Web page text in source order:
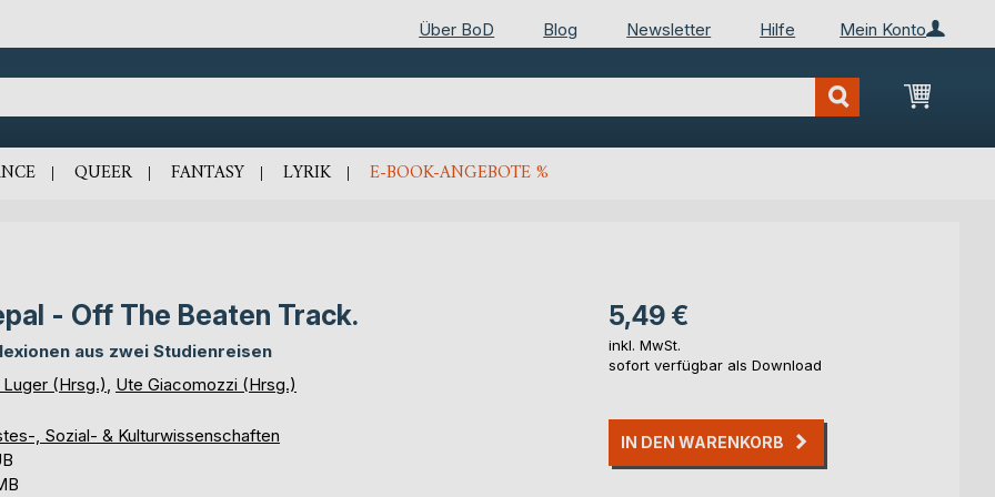
Mein Konto
Über BoD Blog Newsletter Hilfe
Mein
QUEER FANTASY LYRIK E-BOOK-ANGEBOTE %
- Off The Beaten Track.
aus zwei Studienreisen
Luger (Hrsg.) Ute Giacomozzi (Hrsg.)
, Sozial- & Kulturwissenschaften
5,49 €
inkl. MwSt.
sofort verfügbar als Download
IN DEN WARENKORB